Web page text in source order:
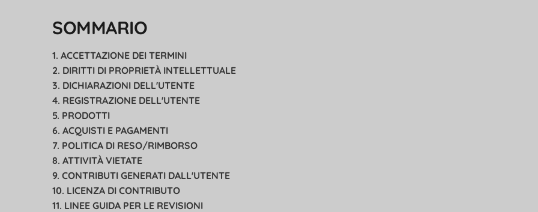
SOMMARIO
1. ACCETTAZIONE DEI TERMINI
2. DIRITTI DI PROPRIETÀ INTELLETTUALE
3. DICHIARAZIONI DELL'UTENTE
4. REGISTRAZIONE DELL'UTENTE
5. PRODOTTI
6. ACQUISTI E PAGAMENTI
7. POLITICA DI RESO/RIMBORSO
8. ATTIVITÀ VIETATE
9. CONTRIBUTI GENERATI DALL'UTENTE
10. LICENZA DI CONTRIBUTO
11. LINEE GUIDA PER LE REVISIONI